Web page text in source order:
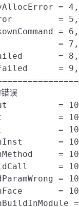
= 4,
= 5,
= 6,
=
= 8,
= 9,
误
=
=
=
=
=
=
=
=
=